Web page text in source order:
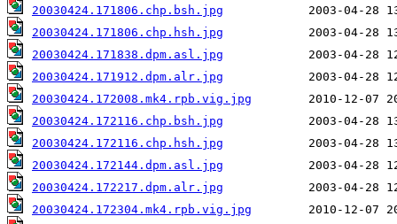
20030424.171806.chp.bsh.jpg
20030424.171806.chp.hsh.jpg
20030424.171838.dpm.asl.jpg
20030424.171912.dpm.alr.jpg
20030424.172008.mk4.rpb.vig.jpg
20030424.172116.chp.bsh.jpg
20030424.172116.chp.hsh.jpg
20030424.172144.dpm.asl.jpg
20030424.172217.dpm.alr.jpg
20030424.172304.mk4.rpb.vig.jpg